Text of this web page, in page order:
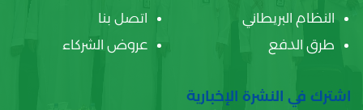
النظام البريطاني
اتصل بنا
طرق الدفع
عروض الشركاء
اشترك في النشرة الإخبارية